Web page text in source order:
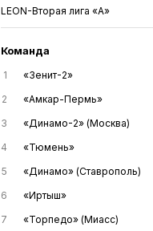
LEON-Вторая лига «А»
Команда
1 «Зенит-2»
2
«Амкар-Пермь»
3
«Динамо-2» (Москва)
4
«Тюмень»
5
«Динамо» (Ставрополь)
6
«Иртыш»
7
«Торпедо» (Миасс)